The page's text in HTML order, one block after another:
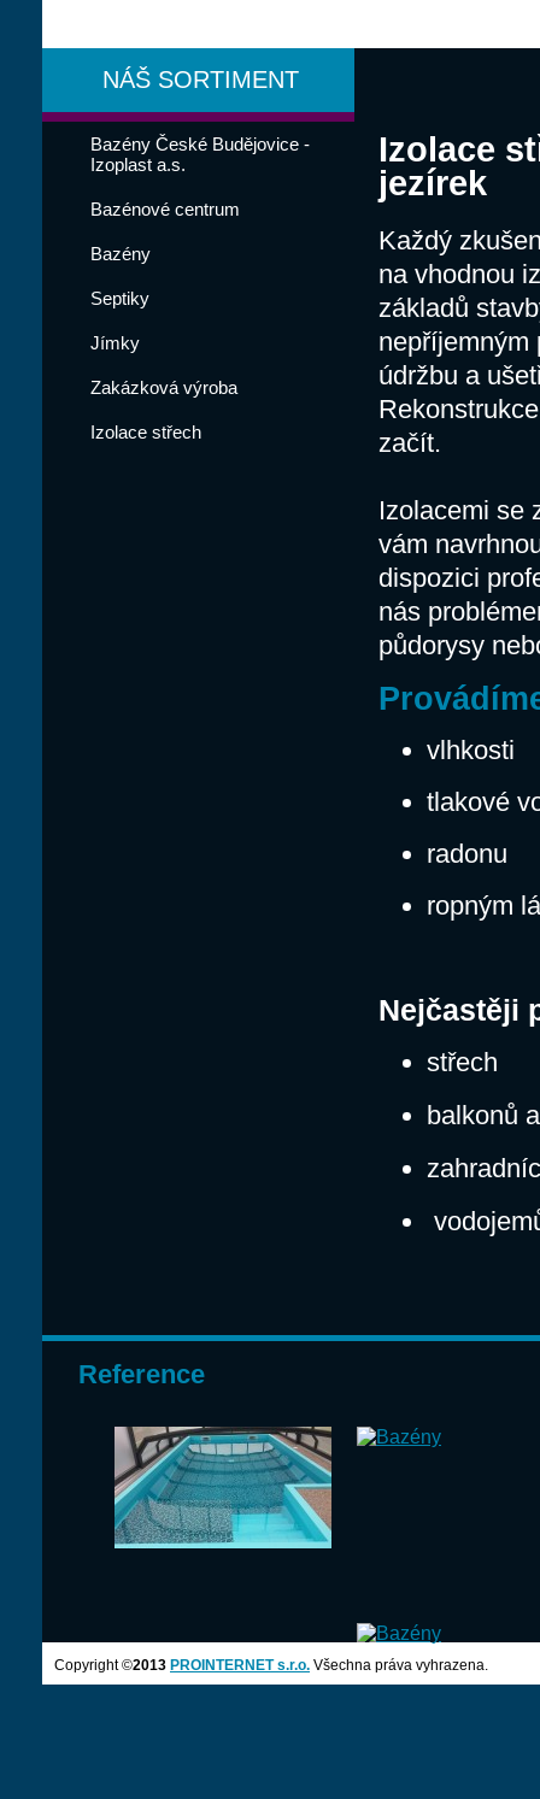
NÁŠ SORTIMENT
Bazény České Budějovice -
Izoplast a.s.
Bazénové centrum
Bazény
Septiky
Jímky
Zakázková výroba
Izolace střech
Izolace
jezírek
Každý
na vhodnou
základů
nepříjemným
údržbu a
začít.
Izolacemi se
vám
dispozici
nás
půdorysy
vlhkosti
tlakové
radonu
ropným
Nejčastěji
střech
balkonů
Reference
Copyright ©2013 PROINTERNET s.r.o. Všechna práva vyhrazena.